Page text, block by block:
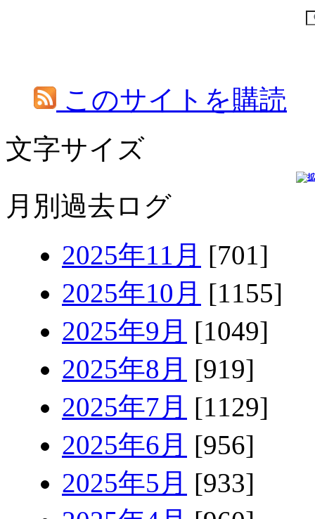
このサイトを購読
文字サイズ
月別過去ログ
2025年11月 [701]
2025年10月 [1155]
2025年9月 [1049]
2025年8月 [919]
2025年7月 [1129]
2025年6月 [956]
2025年5月 [933]